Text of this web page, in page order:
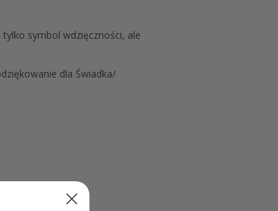
symbol wdzięczności, ale
dla Świadka/